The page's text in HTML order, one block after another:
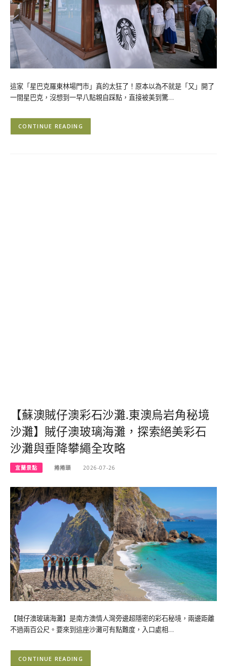
這家「星巴克羅東林場門市」真的太狂了！原本以為不就是「又」開了
一間星巴克，沒想到一早八點親自踩點，直接被美到驚…
CONTINUE READING
【蘇澳賊仔澳彩石沙灘.東澳烏岩角秘境
沙灘】賊仔澳玻璃海灘，探索絕美彩石
沙灘與垂降攀繩全攻略
宜蘭景點 捲捲頭 2026-07-26
【賊仔澳玻璃海灘】是南方澳情人灣旁邊超隱密的彩石秘境，兩邊距離
不過兩百公尺。要來到這座沙灘可有點難度，入口處相…
CONTINUE READING